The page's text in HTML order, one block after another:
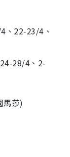
、22-23/4、
28/4、2-
馬莎)